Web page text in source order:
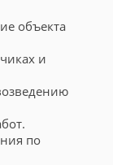
объекта
и
по